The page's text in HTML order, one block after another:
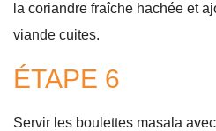
la coriandre fraîche hachée et
viande cuites.
ÉTAPE 6
Servir les boulettes masala